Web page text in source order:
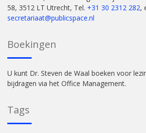
58, 3512 LT Utrecht, Tel. +31 30 2312 282,
secretariaat@publicspace.nl
Boekingen
U kunt Dr. Steven de Waal boeken voor
bijdragen via het Office Management.
Tags